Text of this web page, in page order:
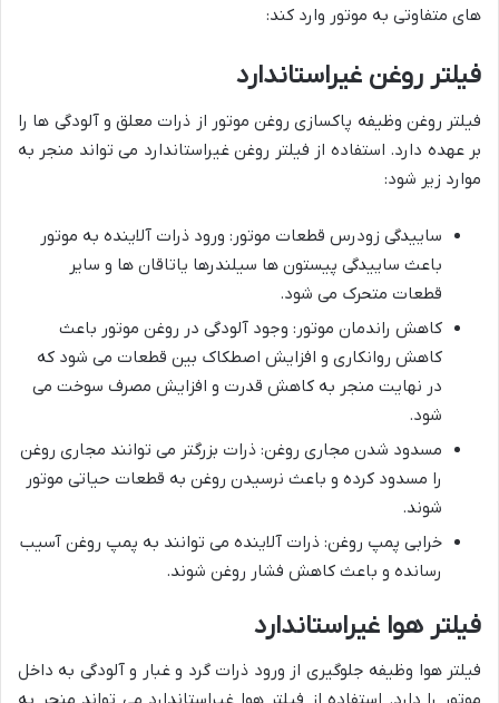
های متفاوتی به موتور وارد کند:
فیلتر روغن غیراستاندارد
فیلتر روغن وظیفه پاکسازی روغن موتور از ذرات معلق و آلودگی ها را
بر عهده دارد. استفاده از فیلتر روغن غیراستاندارد می تواند منجر به
موارد زیر شود:
ساییدگی زودرس قطعات موتور: ورود ذرات آلاینده به موتور
باعث ساییدگی پیستون ها سیلندرها یاتاقان ها و سایر
قطعات متحرک می شود.
کاهش راندمان موتور: وجود آلودگی در روغن موتور باعث
کاهش روانکاری و افزایش اصطکاک بین قطعات می شود که
در نهایت منجر به کاهش قدرت و افزایش مصرف سوخت می
شود.
مسدود شدن مجاری روغن: ذرات بزرگتر می توانند مجاری روغن
را مسدود کرده و باعث نرسیدن روغن به قطعات حیاتی موتور
شوند.
خرابی پمپ روغن: ذرات آلاینده می توانند به پمپ روغن آسیب
رسانده و باعث کاهش فشار روغن شوند.
فیلتر هوا غیراستاندارد
فیلتر هوا وظیفه جلوگیری از ورود ذرات گرد و غبار و آلودگی به داخل